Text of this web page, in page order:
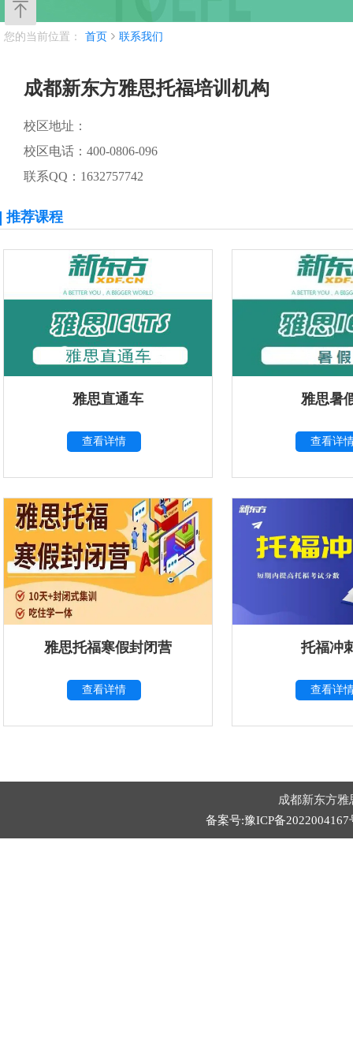
您的当前位置： 首页 联系我们
成都新东方雅思托福培训机构
校区地址：
校区电话：400-0806-096
联系QQ：1632757742
推荐课程
雅思直通车
查看详情
雅思暑
查看详
雅思托福寒假封闭营
查看详情
托福冲
查看详
成都新东方
备案号:豫ICP备2022004167